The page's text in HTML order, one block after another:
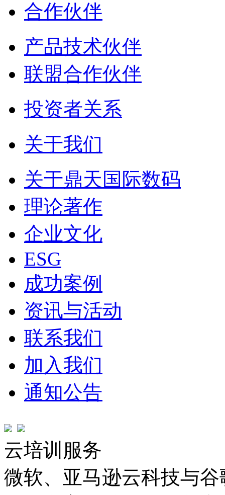
合作伙伴
产品技术伙伴
联盟合作伙伴
投资者关系
关于我们
关于鼎天国际数码
理论著作
企业文化
ESG
成功案例
资讯与活动
联系我们
加入我们
通知公告
云培训服务
微软、亚马逊云科技与